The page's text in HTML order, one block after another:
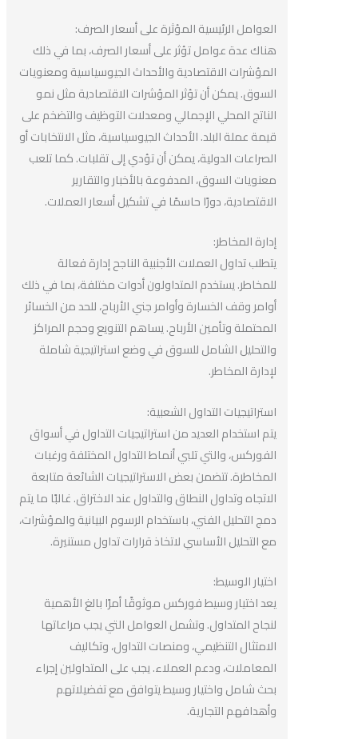
العوامل الرئيسية المؤثرة على أسعار الصرف:
هناك عدة عوامل تؤثر على أسعار الصرف، بما في ذلك
المؤشرات الاقتصادية والأحداث الجيوسياسية ومعنويات
السوق. يمكن أن تؤثر المؤشرات الاقتصادية مثل نمو
الناتج المحلي الإجمالي ومعدلات التوظيف والتضخم على
قيمة عملة البلد. الأحداث الجيوسياسية، مثل الانتخابات أو
الصراعات الدولية، يمكن أن تؤدي إلى تقلبات. كما تلعب
معنويات السوق، المدفوعة بالأخبار والتقارير
الاقتصادية، دورًا حاسمًا في تشكيل أسعار العملات.
إدارة المخاطر:
يتطلب تداول العملات الأجنبية الناجح إدارة فعالة
للمخاطر. يستخدم المتداولون أدوات مختلفة، بما في ذلك
أوامر وقف الخسارة وأوامر جني الأرباح، للحد من الخسائر
المحتملة وتأمين الأرباح. يساهم التنويع وحجم المراكز
والتحليل الشامل للسوق في وضع استراتيجية شاملة
لإدارة المخاطر.
استراتيجيات التداول الشعبية:
يتم استخدام العديد من استراتيجيات التداول في أسواق
الفوركس، والتي تلبي أنماط التداول المختلفة ورغبات
المخاطرة. تتضمن بعض الاستراتيجيات الشائعة متابعة
الاتجاه وتداول النطاق والتداول عند الاختراق. غالبًا ما يتم
دمج التحليل الفني، باستخدام الرسوم البيانية والمؤشرات،
مع التحليل الأساسي لاتخاذ قرارات تداول مستنيرة.
اختيار الوسيط:
يعد اختيار وسيط فوركس موثوقًا أمرًا بالغ الأهمية
لنجاح المتداول. وتشمل العوامل التي يجب مراعاتها
الامتثال التنظيمي، ومنصات التداول، وتكاليف
المعاملات، ودعم العملاء. يجب على المتداولين إجراء
بحث شامل واختيار وسيط يتوافق مع تفضيلاتهم
وأهدافهم التجارية.